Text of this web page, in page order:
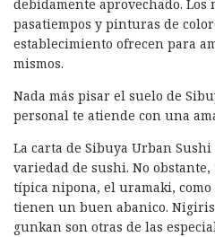
debidamente aprovechado. Los
pasatiempos y pinturas de
establecimiento ofrecen para
mismos.
Nada más pisar el suelo de
personal te atiende con una
La carta de Sibuya Urban
variedad de sushi. No
típica nipona, el uramaki, como
tienen un buen abanico.
gunkan son otras de las